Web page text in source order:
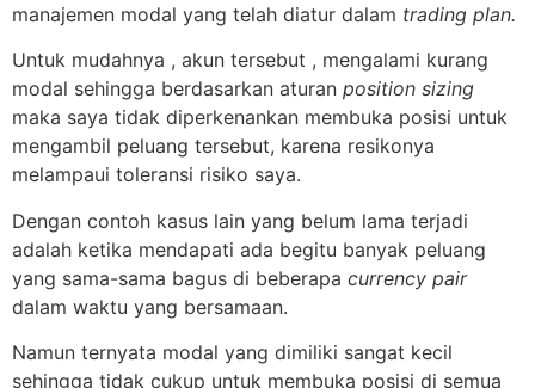
manajemen modal yang telah diatur dalam trading plan.
Untuk mudahnya , akun tersebut , mengalami kurang
modal sehingga berdasarkan aturan position sizing
maka saya tidak diperkenankan membuka posisi untuk
mengambil peluang tersebut, karena resikonya
melampaui toleransi risiko saya.
Dengan contoh kasus lain yang belum lama terjadi
adalah ketika mendapati ada begitu banyak peluang
yang sama-sama bagus di beberapa currency pair
dalam waktu yang bersamaan.
Namun ternyata modal yang dimiliki sangat kecil
sehingga tidak cukup untuk membuka posisi di semua